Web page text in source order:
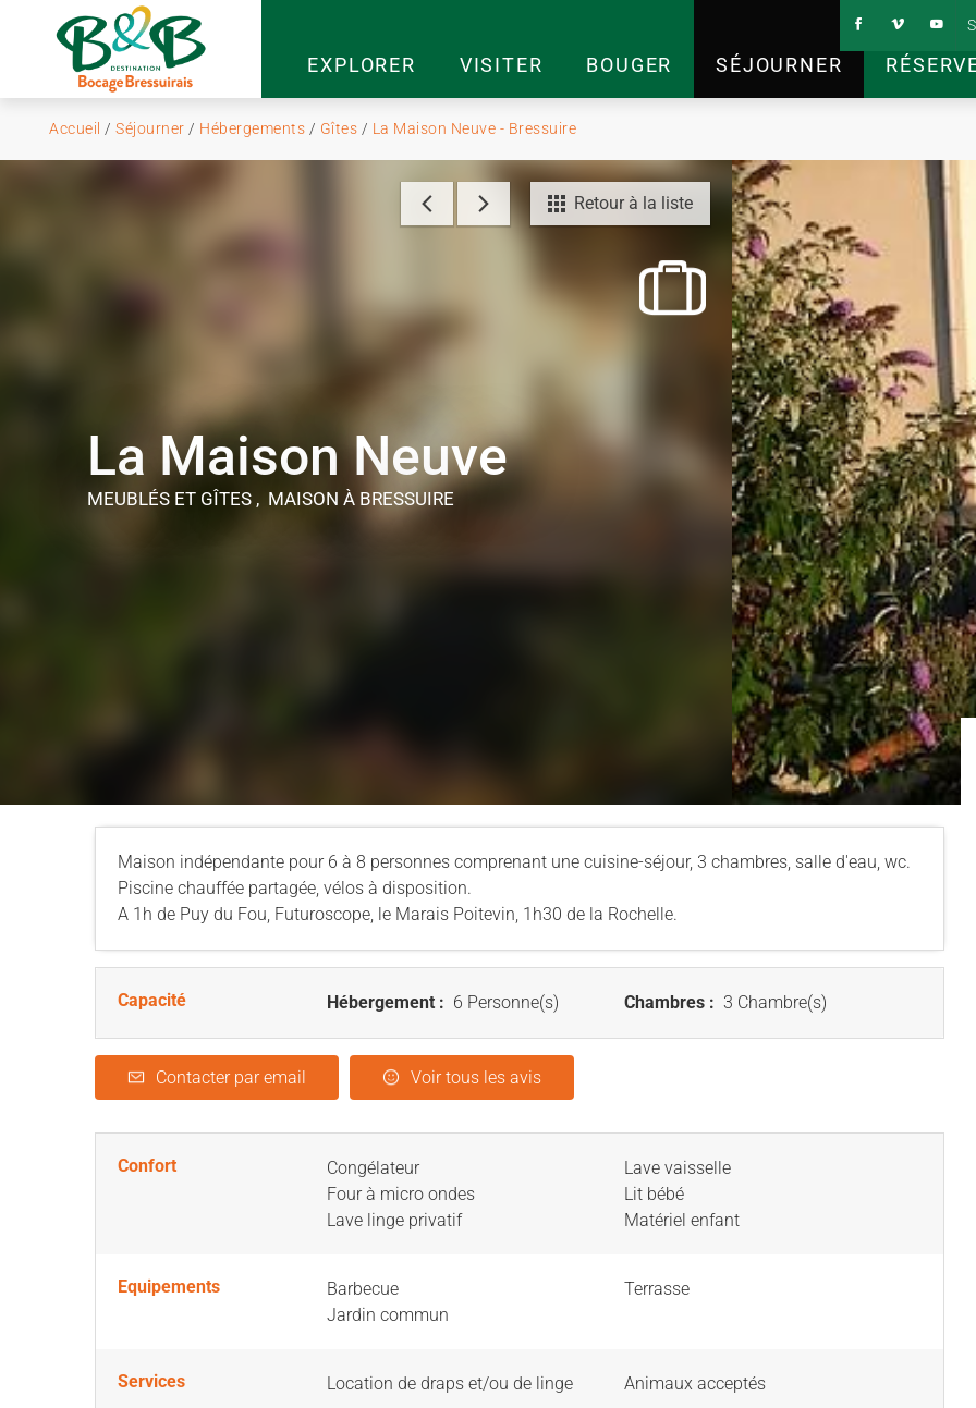
EXPLORER VISITER BOUGER SÉJOURNER
Accueil / Séjourner / Hébergements / Gîtes / La Maison Neuve - Bressuire
Retour à la liste
La Maison Neuve
MEUBLÉS ET GÎTES , MAISON À BRESSUIRE
Maison indépendante pour 6 à 8 personnes comprenant une cuisine-séjour, 3 chambres, salle d'eau, wc.
Piscine chauffée partagée, vélos à disposition.
A 1h de Puy du Fou, Futuroscope, le Marais Poitevin, 1h30 de la Rochelle.
Capacité Hébergement : 6 Personne(s) Chambres : 3 Chambre(s)
Contacter par email Voir tous les avis
Confort
Congélateur
Four à micro ondes
Lave linge privatif
Lave vaisselle
Lit bébé
Matériel enfant
Equipements
Barbecue
Jardin commun
Terrasse
Services Location de draps et/ou de linge Animaux acceptés